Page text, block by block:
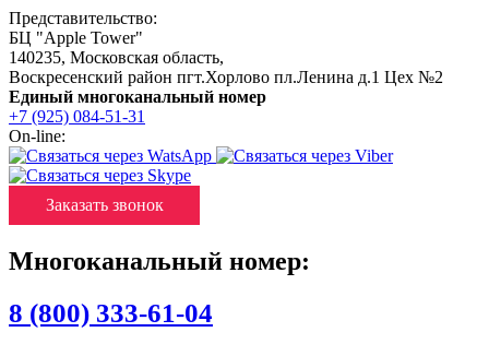
Представительство:
БЦ "Apple Tower"
140235, Московская область,
Воскресенский район пгт.Хорлово пл.Ленина д.1 Цех №2
Единый многоканальный номер
+7 (925) 084-51-31
On-line:
Заказать звонок
Многоканальный номер:
8 (800) 333-61-04